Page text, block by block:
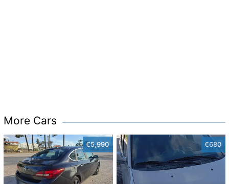
More Cars
€5,990 €680